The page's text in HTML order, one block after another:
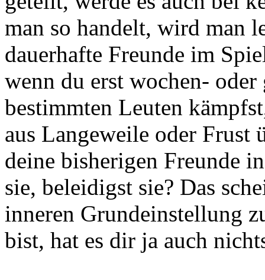
man so handelt, wird man
dauerhafte Freunde im
wenn du erst wochen-
bestimmten Leuten
aus Langeweile oder Frust
deine bisherigen Freunde
sie, beleidigst sie? Das
inneren Grundeinstellung
bist, hat es dir ja auch